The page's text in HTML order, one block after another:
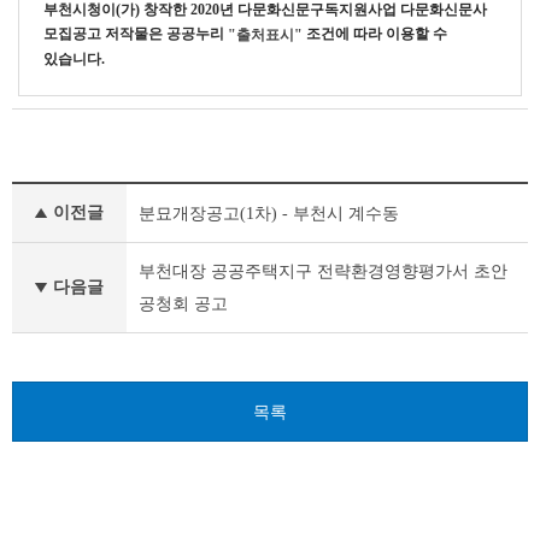
부천시청이(가) 창작한2020년 다문화신문구독지원사업 다문화신문사
모집공고 저작물은 공공누리 "출처표시" 조건에 따라 이용할 수
있습니다.
공
글
음
이전글 분묘개장공고(1차) - 부천시 계수동
다음글
부천대장 공공주택지구 전략환경영향평가서 초안
공청회 공고
목록